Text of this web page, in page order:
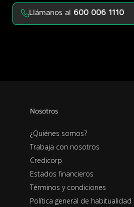
Llámanos al 600 006 1110
Nosotros
¿Quiénes somos?
Trabaja con nosotros
Credicorp
Estados financieros
Términos y condiciones
Política general de habitualidad